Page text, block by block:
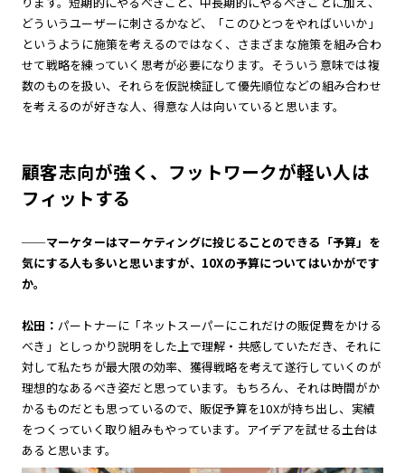
どういうユーザーに刺さるかなど、「このひとつをやればいいか」
というように施策を考えるのではなく、さまざまな施策を組み合わ
せて戦略を練っていく思考が必要になります。そういう意味では複
数のものを扱い、それらを仮説検証して優先順位などの組み合わせ
を考えるのが好きな人、得意な人は向いていると思います。
顧客志向が強く、フットワークが軽い人は
フィットする
──マーケターはマーケティングに投じることのできる「予算」を
気にする人も多いと思いますが、10Xの予算についてはいかがです
か。
松田： パートナーに「ネットスーパーにこれだけの販促費をかける
べき」としっかり説明をした上で理解・共感していただき、それに
対して私たちが最大限の効率、獲得戦略を考えて遂行していくのが
理想的なあるべき姿だと思っています。もちろん、それは時間がか
かるものだとも思っているので、販促予算を10Xが持ち出し、実績
をつくっていく取り組みもやっています。アイデアを試せる土台は
あると思います。